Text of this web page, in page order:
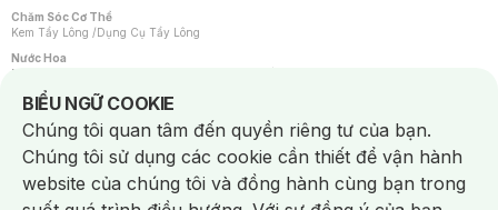
Chăm Sóc Cơ Thể
Kem Tẩy Lông /Dụng Cụ Tẩy Lông
Nước Hoa
Nước Hoa Nữ
Chăm Sóc Cá Nhân
Chống Muỗi /Khẩu Trang /Máy Massage/Mặt Nạ Xông Hơi /Nước Rửa Tay/
Sản Phẩm Chăm Sóc Khác /Bàn Chải Đánh Răng /Bàn Chải Điện/
Hỗ Trợ Trắng Răng/Kem Đánh Răng /Máy Tăm Nước/ Nước Súc Miệng/
Tăm / Chỉ Nha Khoa/ Xịt Thơm Miệng / Dung Dịch Vệ Sinh/Dưỡng Vùng Kín/
Khăn Ướt Vệ Sinh Vùng Kín/Băng Vệ Sinh/Tampon/Bọt Cạo Râu /Dao Cạo Râu/
Máy Cạo Râu
BIỂU NGỮ COOKIE
Notice about cookies usage
Chúng tôi quan tâm đến quyền riêng tư của bạn.
Chúng tôi sử dụng các cookie cần thiết để vận hành
website của chúng tôi và đồng hành cùng bạn trong